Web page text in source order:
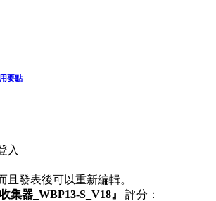
要點
入
且發表後可以重新編輯。
集器_WBP13-S_V18』 評分：